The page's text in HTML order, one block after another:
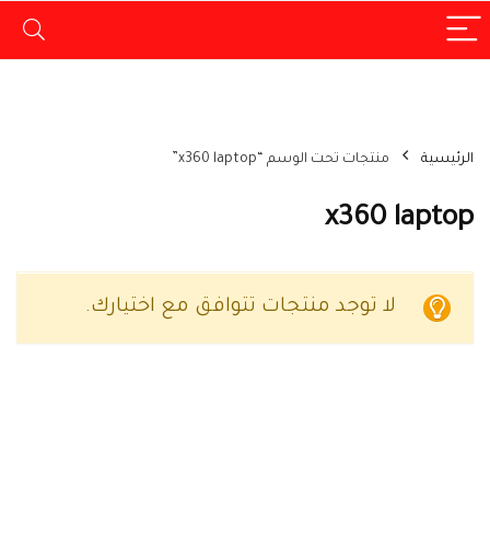
الرئيسية منتجات تحت الوسم “x360 laptop”
x360 laptop
لا توجد منتجات تتوافق مع اختيارك.